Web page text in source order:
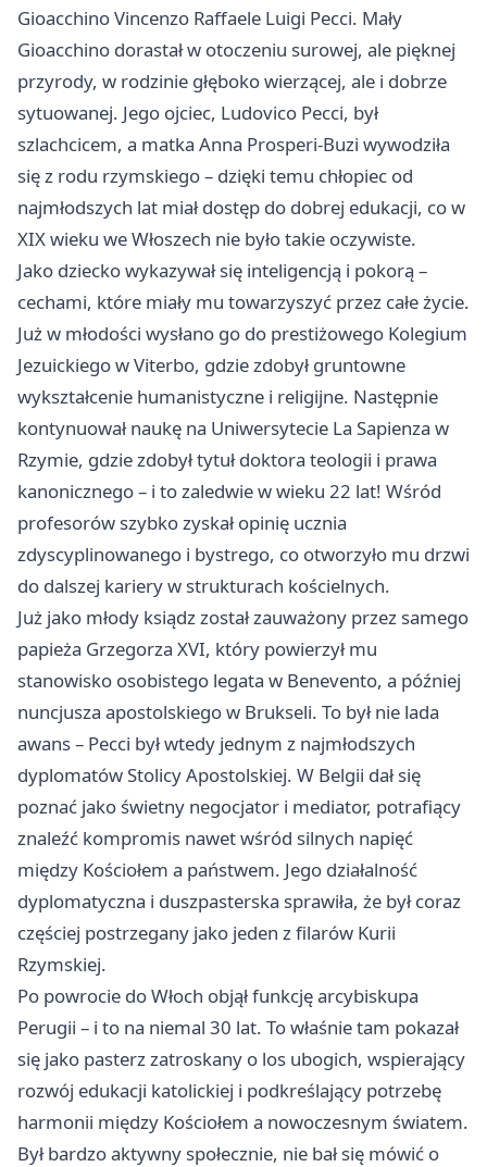
Gioacchino Vincenzo Raffaele Luigi Pecci. Mały
Gioacchino dorastał w otoczeniu surowej, ale pięknej
przyrody, w rodzinie głęboko wierzącej, ale i dobrze
sytuowanej. Jego ojciec, Ludovico Pecci, był
szlachcicem, a matka Anna Prosperi-Buzi wywodziła
się z rodu rzymskiego – dzięki temu chłopiec od
najmłodszych lat miał dostęp do dobrej edukacji, co w
XIX wieku we Włoszech nie było takie oczywiste.
Jako dziecko wykazywał się inteligencją i pokorą –
cechami, które miały mu towarzyszyć przez całe życie.
Już w młodości wysłano go do prestiżowego Kolegium
Jezuickiego w Viterbo, gdzie zdobył gruntowne
wykształcenie humanistyczne i religijne. Następnie
kontynuował naukę na Uniwersytecie La Sapienza w
Rzymie, gdzie zdobył tytuł doktora teologii i prawa
kanonicznego – i to zaledwie w wieku 22 lat! Wśród
profesorów szybko zyskał opinię ucznia
zdyscyplinowanego i bystrego, co otworzyło mu drzwi
do dalszej kariery w strukturach kościelnych.
Już jako młody ksiądz został zauważony przez samego
papieża Grzegorza XVI, który powierzył mu
stanowisko osobistego legata w Benevento, a później
nuncjusza apostolskiego w Brukseli. To był nie lada
awans – Pecci był wtedy jednym z najmłodszych
dyplomatów Stolicy Apostolskiej. W Belgii dał się
poznać jako świetny negocjator i mediator, potrafiący
znaleźć kompromis nawet wśród silnych napięć
między Kościołem a państwem. Jego działalność
dyplomatyczna i duszpasterska sprawiła, że był coraz
częściej postrzegany jako jeden z filarów Kurii
Rzymskiej.
Po powrocie do Włoch objął funkcję arcybiskupa
Perugii – i to na niemal 30 lat. To właśnie tam pokazał
się jako pasterz zatroskany o los ubogich, wspierający
rozwój edukacji katolickiej i podkreślający potrzebę
harmonii między Kościołem a nowoczesnym światem.
Był bardzo aktywny społecznie, nie bał się mówić o